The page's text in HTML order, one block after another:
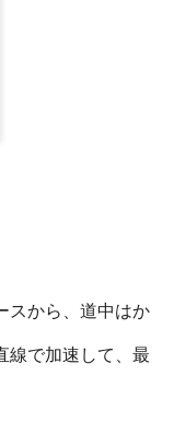
スから、道中はか
線で加速して、最